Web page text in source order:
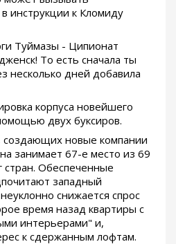
инструкции к Кломиду
Туймазы - Ципионат
То есть сначала ты
несколько дней добавила
корпуса новейшего
двух буксиров.
создающих новые компании
занимает 67-е место из 69
стран. Обеспеченные
западный
снижается спрос
время назад квартиры с
интерьерами" и,
к сдержанным лофтам.